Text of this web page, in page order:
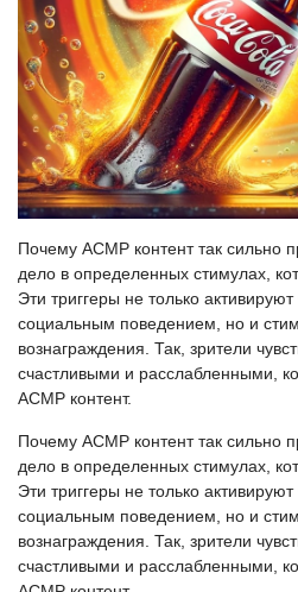
Почему АСМР контент так сильно
дело в определенных стимулах,
Эти триггеры не только
социальным поведением, но и
вознаграждения. Так, зрители
счастливыми и расслабленными,
АСМР контент.
Почему АСМР контент так сильно
дело в определенных стимулах,
Эти триггеры не только
социальным поведением, но и
вознаграждения. Так, зрители
счастливыми и расслабленными,